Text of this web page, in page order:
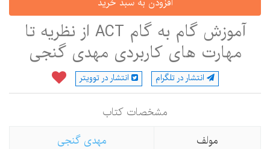
آموزش گام به گام ACT از نظریه تا
مهارت های کاربردی مهدی گنجی
انتشار در تلگرام انتشار در توویتر
مشخصات كتاب
مولف
مهدی گنجی